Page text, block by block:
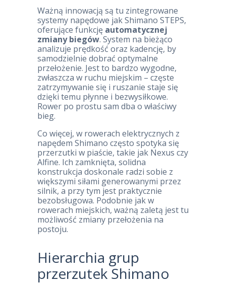
Ważną innowacją są tu zintegrowane
systemy napędowe jak Shimano STEPS,
oferujące funkcję automatycznej
zmiany biegów. System na bieżąco
analizuje prędkość oraz kadencję, by
samodzielnie dobrać optymalne
przełożenie. Jest to bardzo wygodne,
zwłaszcza w ruchu miejskim – częste
zatrzymywanie się i ruszanie staje się
dzięki temu płynne i bezwysiłkowe.
Rower po prostu sam dba o właściwy
bieg.
Co więcej, w rowerach elektrycznych z
napędem Shimano często spotyka się
przerzutki w piaście, takie jak Nexus czy
Alfine. Ich zamknięta, solidna
konstrukcja doskonale radzi sobie z
większymi siłami generowanymi przez
silnik, a przy tym jest praktycznie
bezobsługowa. Podobnie jak w
rowerach miejskich, ważną zaletą jest tu
możliwość zmiany przełożenia na
postoju.
Hierarchia grup
przerzutek Shimano